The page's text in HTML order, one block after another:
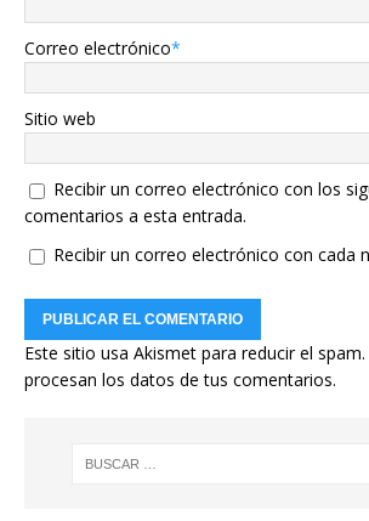
Correo electrónico*
Sitio web
Recibir un correo electrónico con los
comentarios a esta entrada.
Recibir un correo electrónico con cada
Este sitio usa Akismet para reducir el spam.
procesan los datos de tus comentarios.